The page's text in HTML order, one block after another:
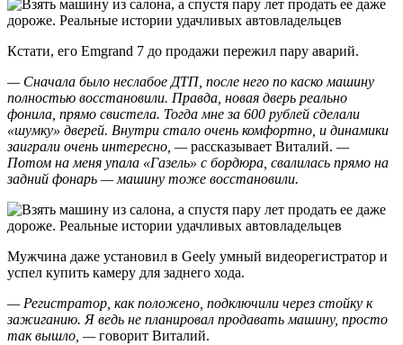
Кстати, его Emgrand 7 до продажи пережил пару аварий.
— Сначала было неслабое ДТП, после него по каско машину
полностью восстановили. Правда, новая дверь реально
фонила, прямо свистела. Тогда мне за 600 рублей сделали
«шумку» дверей. Внутри стало очень комфортно, и динамики
заиграли очень интересно, —рассказывает Виталий. —
Потом на меня упала «Газель» с бордюра, свалилась прямо на
задний фонарь — машину тоже восстановили.
Мужчина даже установил в Geely умный видеорегистратор и
успел купить камеру для заднего хода.
— Регистратор, как положено, подключили через стойку к
зажиганию. Я ведь не планировал продавать машину, просто
так вышло, —говорит Виталий.